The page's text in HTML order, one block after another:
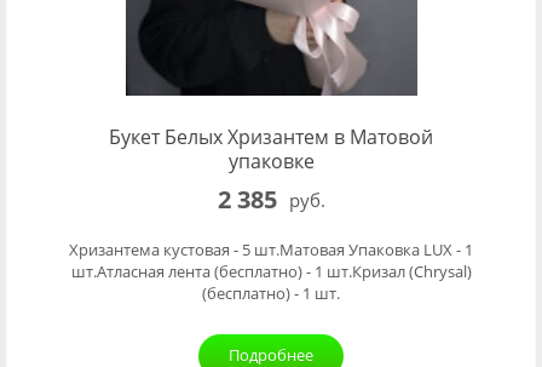
Букет Белых Хризантем в Матовой
упаковке
2 385 руб.
Хризантема кустовая - 5 шт.Матовая Упаковка LUX - 1
шт.Атласная лента (бесплатно) - 1 шт.Кризал (Chrysal)
(бесплатно) - 1 шт.
Подробнее